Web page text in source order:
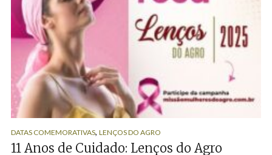
DATAS COMEMORATIVAS, LENÇOS DO AGRO
11 Anos de Cuidado: Lenços do Agro